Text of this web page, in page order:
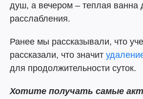
душ, а вечером – теплая ванна
расслабления.
Ранее мы рассказывали, что
рассказали, что значит
для продолжительности суток.
Хотите получать самые